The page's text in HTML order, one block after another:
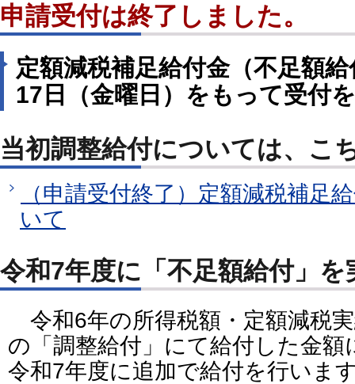
申請受付は終了しました。
定額減税補足給付金（不足額
17日（金曜日）をもって受付
当初調整給付については、こ
（申請受付終了）定額減税補足
いて
令和7年度に「不足額給付」
令和6年の所得税額・定額減税
の「調整給付」にて給付した金
令和7年度に追加で給付を行いま